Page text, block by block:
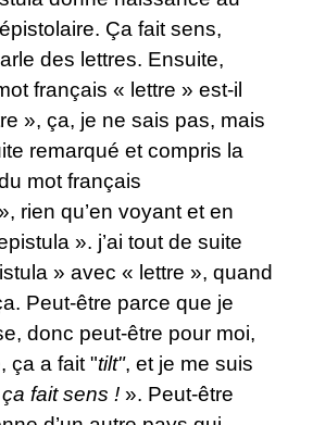
Ça fait sens,
des lettres. Ensuite,
français « lettre » est-il
», ça, je ne sais pas, mais
remarqué et compris la
mot français
rien qu’en voyant et en
». j’ai tout de suite
» avec « lettre », quand
Peut-être parce que je
donc peut-être pour moi,
ça a fait "tilt", et je me suis
fait sens ! ». Peut-être